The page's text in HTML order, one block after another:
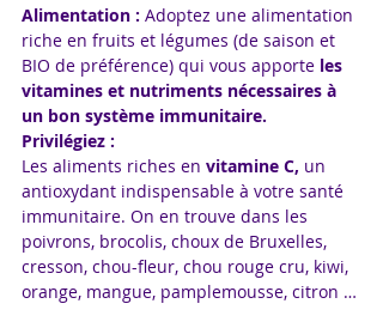
Alimentation : Adoptez une alimentation
riche en fruits et légumes (de saison et
BIO de préférence) qui vous apporte les
vitamines et nutriments nécessaires à
un bon système immunitaire.
Privilégiez :
Les aliments riches en vitamine C, un
antioxydant indispensable à votre santé
immunitaire. On en trouve dans les
poivrons, brocolis, choux de Bruxelles,
cresson, chou-fleur, chou rouge cru, kiwi,
orange, mangue, pamplemousse, citron …